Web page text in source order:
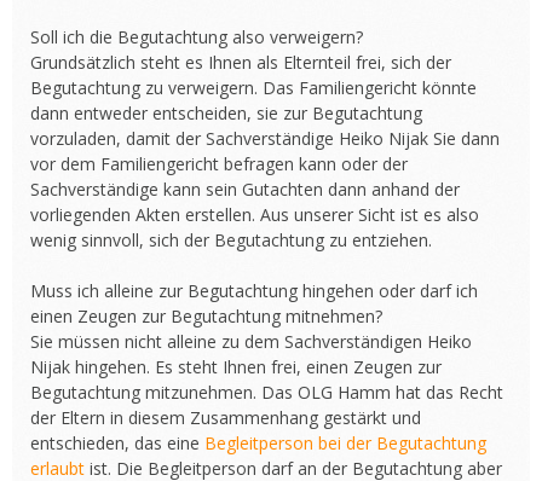
Soll ich die Begutachtung also verweigern?
Grundsätzlich steht es Ihnen als Elternteil frei, sich der
Begutachtung zu verweigern. Das Familiengericht könnte
dann entweder entscheiden, sie zur Begutachtung
vorzuladen, damit der Sachverständige Heiko Nijak Sie dann
vor dem Familiengericht befragen kann oder der
Sachverständige kann sein Gutachten dann anhand der
vorliegenden Akten erstellen. Aus unserer Sicht ist es also
wenig sinnvoll, sich der Begutachtung zu entziehen.
Muss ich alleine zur Begutachtung hingehen oder darf ich
einen Zeugen zur Begutachtung mitnehmen?
Sie müssen nicht alleine zu dem Sachverständigen Heiko
Nijak hingehen. Es steht Ihnen frei, einen Zeugen zur
Begutachtung mitzunehmen. Das OLG Hamm hat das Recht
der Eltern in diesem Zusammenhang gestärkt und
entschieden, das eine Begleitperson bei der Begutachtung
erlaubt ist. Die Begleitperson darf an der Begutachtung aber